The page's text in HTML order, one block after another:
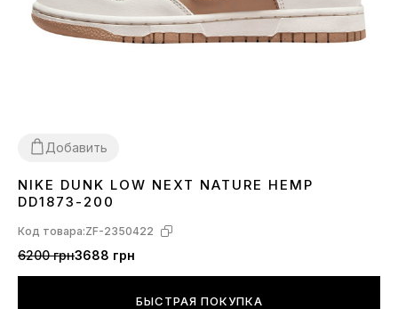
Добавить
3637 383940 41
NIKE DUNK LOW NEXT NATURE HEMP
DD1873-200
Код товара:ZF-2350422
6200 грн3688 грн
БЫСТРАЯ ПОКУПКА